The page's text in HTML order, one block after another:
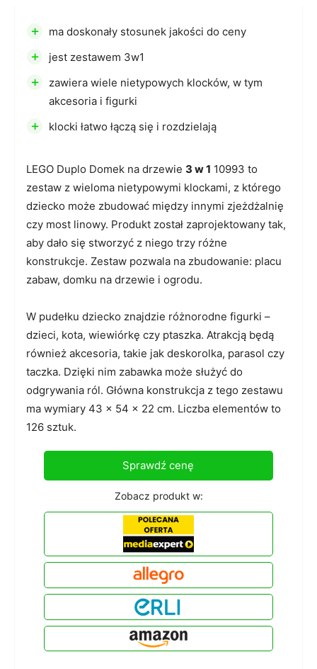
LEGO Duplo Domek na drzewie 3 w 1 10993 to
zestaw z wieloma nietypowymi klockami, z którego
dziecko może zbudować między innymi zjeżdżalnię
czy most linowy. Produkt został zaprojektowany tak,
aby dało się stworzyć z niego trzy różne
konstrukcje. Zestaw pozwala na zbudowanie: placu
zabaw, domku na drzewie i ogrodu.
W pudełku dziecko znajdzie różnorodne figurki –
dzieci, kota, wiewiórkę czy ptaszka. Atrakcją będą
również akcesoria, takie jak deskorolka, parasol czy
taczka. Dzięki nim zabawka może służyć do
odgrywania ról. Główna konstrukcja z tego zestawu
ma wymiary 43 x 54 x 22 cm. Liczba elementów to
126 sztuk.
+ ma doskonały stosunek jakości do ceny
+ jest zestawem 3w1
+
zawiera wiele nietypowych klocków, w tym
akcesoria i figurki
+ klocki łatwo łączą się i rozdzielają
Sprawdź cenę
Zobacz produkt w: